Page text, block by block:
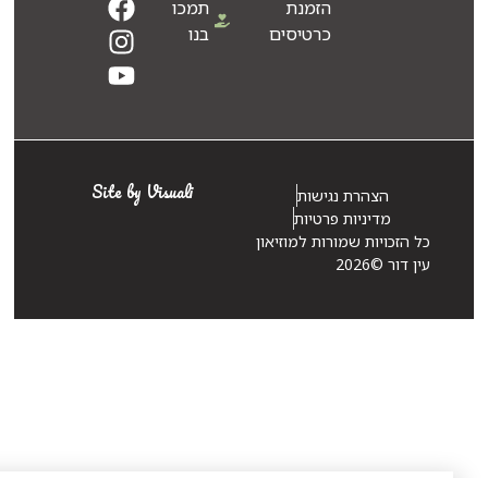
בנו
הצהרת נגישות
מדיניות פרטיות
הזכויות שמורות למוזיאון
Site by Visuali